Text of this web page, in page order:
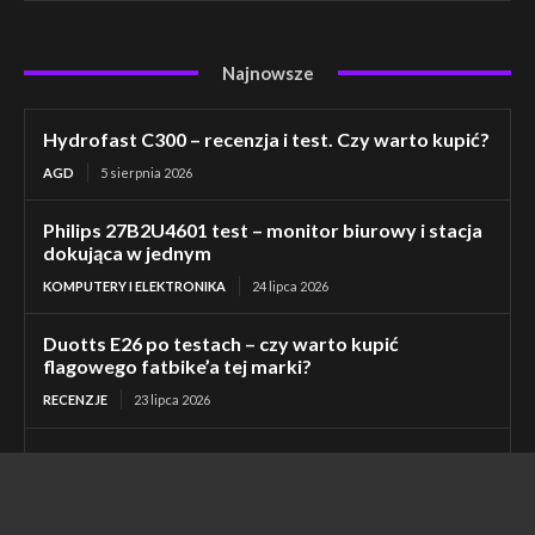
Najnowsze
Hydrofast C300 – recenzja i test. Czy warto kupić?
AGD 5 sierpnia 2026
Philips 27B2U4601 test – monitor biurowy i stacja
dokująca w jednym
KOMPUTERY I ELEKTRONIKA 24 lipca 2026
Duotts E26 po testach – czy warto kupić
flagowego fatbike’a tej marki?
RECENZJE 23 lipca 2026